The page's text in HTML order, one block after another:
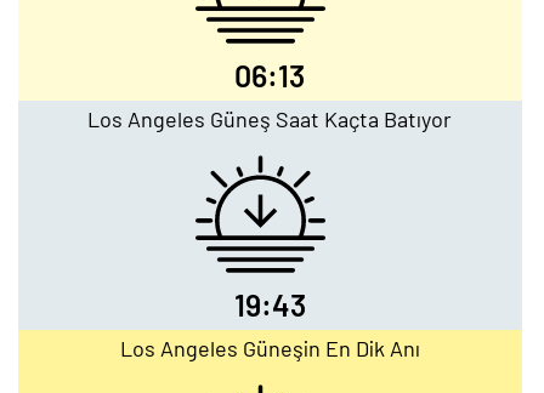
06:13
Los Angeles Güneş Saat Kaçta Batıyor
19:43
Los Angeles Güneşin En Dik Anı